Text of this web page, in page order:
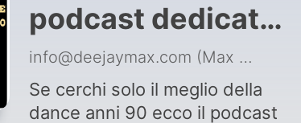
podcast dedicato
alla dance anni 90
info@deejaymax.com (Max Grosso aka DeejayMax)
Se cerchi solo il meglio della
dance anni 90 ecco il podcast